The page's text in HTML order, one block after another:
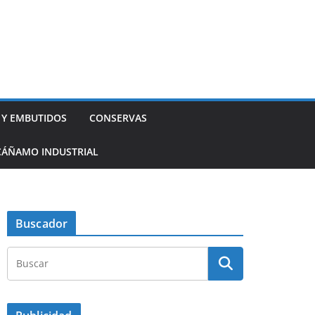
EMBUTIDOS CONSERVAS
INDUSTRIAL
Buscador